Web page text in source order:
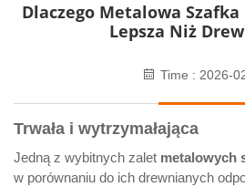
Dlaczego Metalowa
Lepsza Niż
Time : 2026-
Trwała i wytrzymałająca
Jedną z wybitnych zalet metalowych
w porównaniu do ich drewnianych